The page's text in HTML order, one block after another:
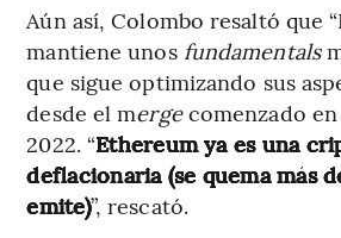
Aún así, Colombo resaltó que
mantiene unos fundamentals
que sigue optimizando sus
desde el mergecomenzado
2022. “Ethereum ya es una
deflacionaria (se quema más
emite)”, rescató.